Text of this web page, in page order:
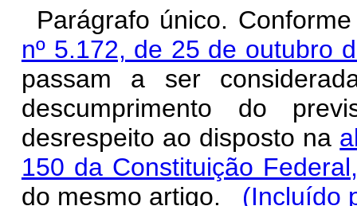
Parágrafo único.
nº 5.172, de 25 de outubro
passam a ser
descumprimento do
desrespeito ao disposto na
150 da Constituição
do mesmo artigo. (Incluído